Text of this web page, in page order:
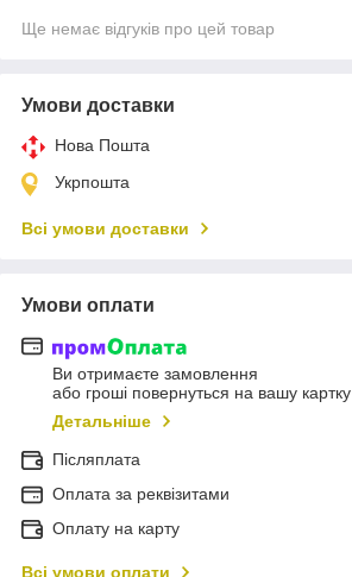
Ще немає відгуків про цей товар
Умови доставки
Нова Пошта
Укрпошта
Всі умови доставки
Умови оплати
Ви отримаєте замовлення
або гроші повернуться на вашу картку
Детальніше
Післяплата
Оплата за реквізитами
Оплату на карту
Всі умови оплати